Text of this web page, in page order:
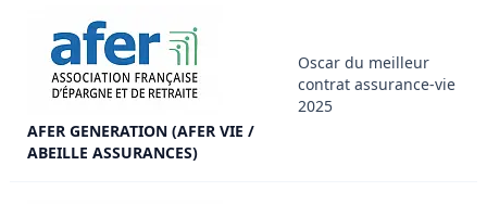
AFER GENERATION (AFER VIE /
ABEILLE ASSURANCES)
Oscar du meilleur
contrat assurance-vie
2025